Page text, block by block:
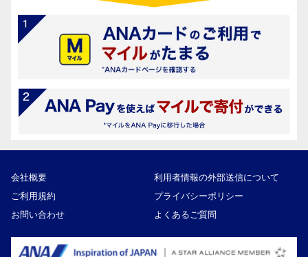
会社概要
利用者情報の外部送信について
ご利用規約
プライバシーポリシー
お問い合わせ
よくあるご質問